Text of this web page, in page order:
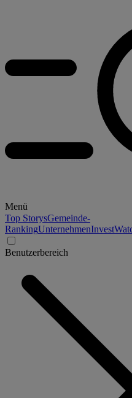
Menü
Top StorysGemeinde-
RankingUnternehmenInvest
Benutzerbereich